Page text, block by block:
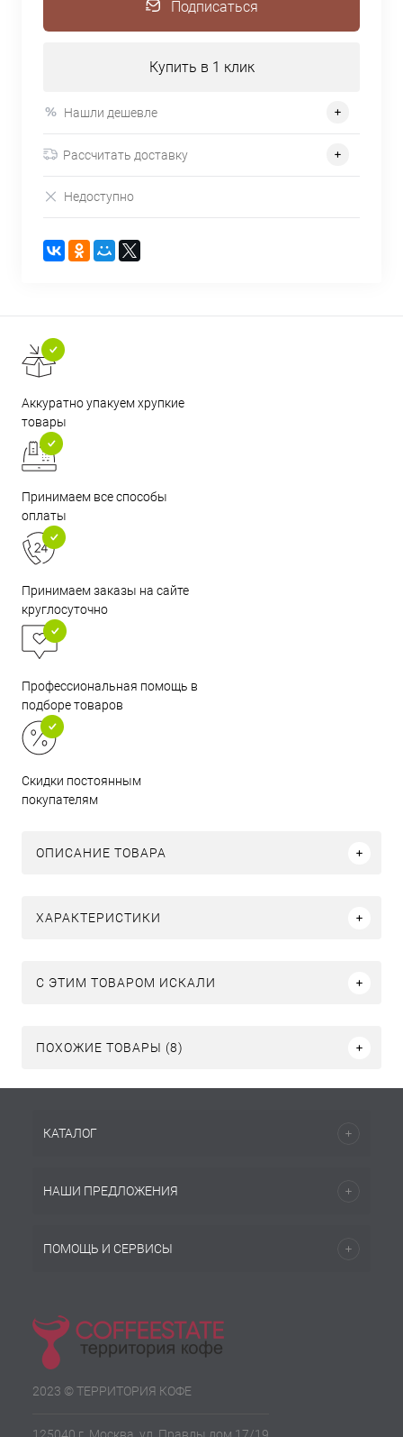
Подписаться
Купить в 1 клик
Нашли дешевле
Рассчитать доставку
Недоступно
Аккуратно упакуем хрупкие
товары
Принимаем все способы
оплаты
Принимаем заказы на сайте
круглосуточно
Профессиональная помощь в
подборе товаров
Скидки постоянным
покупателям
ОПИСАНИЕ ТОВАРА
ХАРАКТЕРИСТИКИ
C ЭТИМ ТОВАРОМ ИСКАЛИ
ПОХОЖИЕ ТОВАРЫ (8)
КАТАЛОГ
НАШИ ПРЕДЛОЖЕНИЯ
ПОМОЩЬ И СЕРВИСЫ
2023 © ТЕРРИТОРИЯ КОФЕ